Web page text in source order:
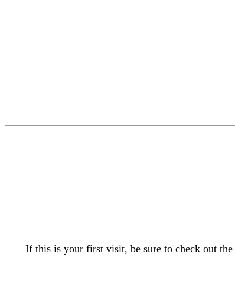
If this is your first visit, be sure to check out the